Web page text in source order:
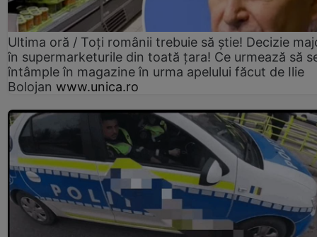
Ultima oră / Toți românii trebuie să știe! Decizie
în supermarketurile din toată țara! Ce urmează să
întâmple în magazine în urma apelului făcut de Ilie
Bolojan www.unica.ro